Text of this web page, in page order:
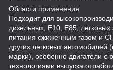
Области применения
Подходит для
дизельных, E10, E85,
питания сжиженным газом и
других легковых автомобилей
марки), особенно двигатели с
технологиями выпуска